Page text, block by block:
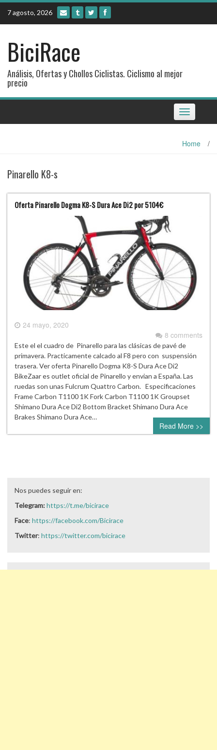
Skip
content
7 agosto, 2026
BiciRace
Análisis, Ofertas y Chollos Ciclistas. Ciclismo al mejor
precio
Toggle
navigation
Home /
Pinarello K8-s
Oferta Pinarello Dogma K8-S Dura Ace Di2 por 5104€
24 mayo, 2020
8 comments
Este el el cuadro de Pinarello para las clásicas de pavé de
primavera. Practicamente calcado al F8 pero con suspensión
trasera. Ver oferta Pinarello Dogma K8-S Dura Ace Di2
BikeZaar es outlet oficial de Pinarello y envian a España. Las
ruedas son unas Fulcrum Quattro Carbon. Especificaciones
Frame Carbon T1100 1K Fork Carbon T1100 1K Groupset
Shimano Dura Ace Di2 Bottom Bracket Shimano Dura Ace
Brakes Shimano Dura Ace…
Read More >>
Nos puedes seguir en:
Telegram:https://t.me/bicirace
Face: https://facebook.com/Bicirace
Twitter: https://twitter.com/bicirace